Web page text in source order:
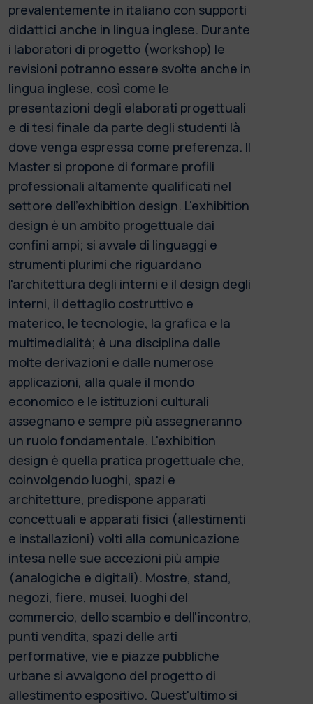
prevalentemente in italiano con supporti
didattici anche in lingua inglese. Durante
i laboratori di progetto (workshop) le
revisioni potranno essere svolte anche in
lingua inglese, così come le
presentazioni degli elaborati progettuali
e di tesi finale da parte degli studenti là
dove venga espressa come preferenza. Il
Master si propone di formare profili
professionali altamente qualificati nel
settore dell'exhibition design. L'exhibition
design è un ambito progettuale dai
confini ampi; si avvale di linguaggi e
strumenti plurimi che riguardano
l'architettura degli interni e il design degli
interni, il dettaglio costruttivo e
materico, le tecnologie, la grafica e la
multimedialità; è una disciplina dalle
molte derivazioni e dalle numerose
applicazioni, alla quale il mondo
economico e le istituzioni culturali
assegnano e sempre più assegneranno
un ruolo fondamentale. L'exhibition
design è quella pratica progettuale che,
coinvolgendo luoghi, spazi e
architetture, predispone apparati
concettuali e apparati fisici (allestimenti
e installazioni) volti alla comunicazione
intesa nelle sue accezioni più ampie
(analogiche e digitali). Mostre, stand,
negozi, fiere, musei, luoghi del
commercio, dello scambio e dell'incontro,
punti vendita, spazi delle arti
performative, vie e piazze pubbliche
urbane si avvalgono del progetto di
allestimento espositivo. Quest'ultimo si